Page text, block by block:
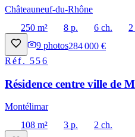
Châteauneuf-du-Rhône
250 m²
8 p. 6 ch.
2
9 photos284 000 €
Réf. 556
Résidence centre ville de
Montélimar
108 m²
3 p.
2 ch.